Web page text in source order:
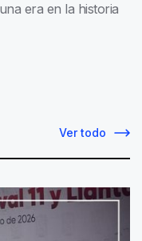
era en la historia
Ver todo